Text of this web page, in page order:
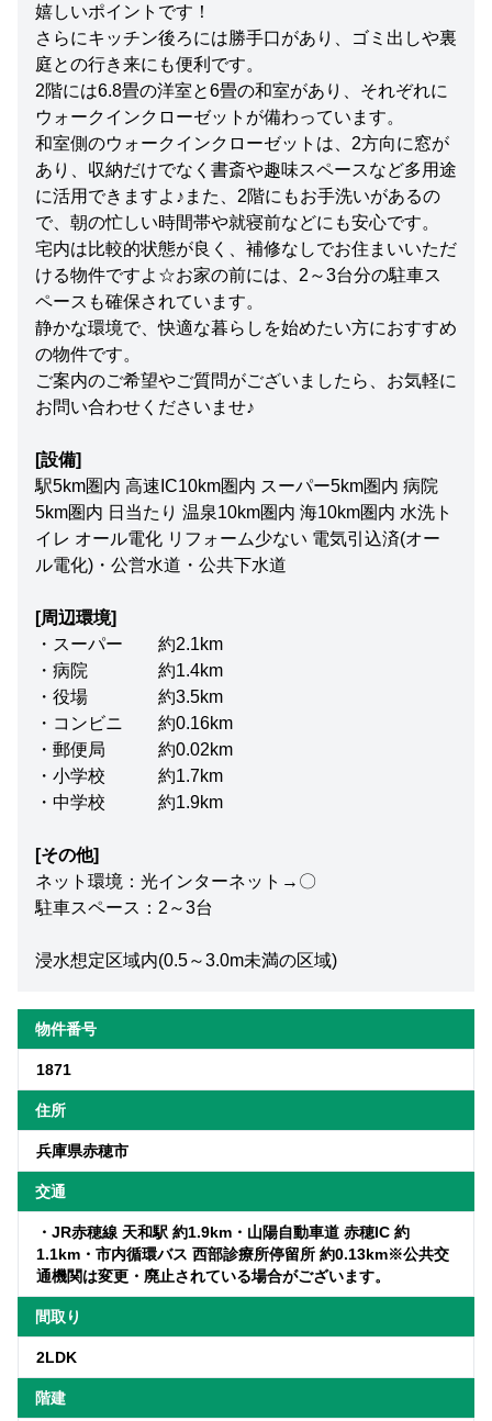
嬉しいポイントです！
さらにキッチン後ろには勝手口があり、ゴミ出しや裏
庭との行き来にも便利です。
2階には6.8畳の洋室と6畳の和室があり、それぞれに
ウォークインクローゼットが備わっています。
和室側のウォークインクローゼットは、2方向に窓が
あり、収納だけでなく書斎や趣味スペースなど多用途
に活用できますよ♪また、2階にもお手洗いがあるの
で、朝の忙しい時間帯や就寝前などにも安心です。
宅内は比較的状態が良く、補修なしでお住まいいただ
ける物件ですよ☆お家の前には、2～3台分の駐車ス
ペースも確保されています。
静かな環境で、快適な暮らしを始めたい方におすすめ
の物件です。
ご案内のご希望やご質問がございましたら、お気軽に
お問い合わせくださいませ♪
[設備]
駅5km圏内 高速IC10km圏内 スーパー5km圏内 病院
5km圏内 日当たり 温泉10km圏内 海10km圏内 水洗ト
イレ オール電化 リフォーム少ない 電気引込済(オー
ル電化)・公営水道・公共下水道
[周辺環境]
・スーパー 約2.1km
・病院 約1.4km
・役場 約3.5km
・コンビニ 約0.16km
・郵便局 約0.02km
・小学校 約1.7km
・中学校 約1.9km
[その他]
ネット環境：光インターネット→〇
駐車スペース：2～3台
浸水想定区域内(0.5～3.0m未満の区域)
物件番号
1871
住所
兵庫県赤穂市
交通
・JR赤穂線 天和駅 約1.9km・山陽自動車道 赤穂IC 約
1.1km・市内循環バス 西部診療所停留所 約0.13km※公共交
通機関は変更・廃止されている場合がございます。
間取り
2LDK
階建